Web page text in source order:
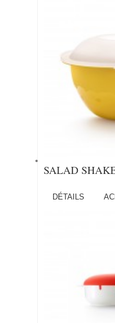
SALAD
DÉTAILS